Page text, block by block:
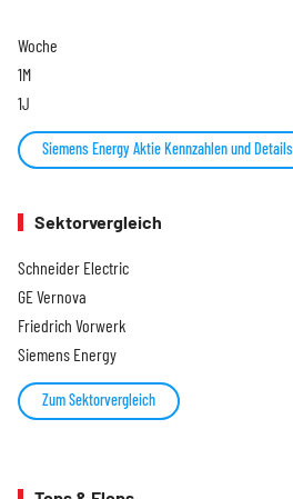
Woche
1M
1J
Siemens Energy Aktie Kennzahlen und Details
Sektorvergleich
Schneider Electric
GE Vernova
Friedrich Vorwerk
Siemens Energy
Zum Sektorvergleich